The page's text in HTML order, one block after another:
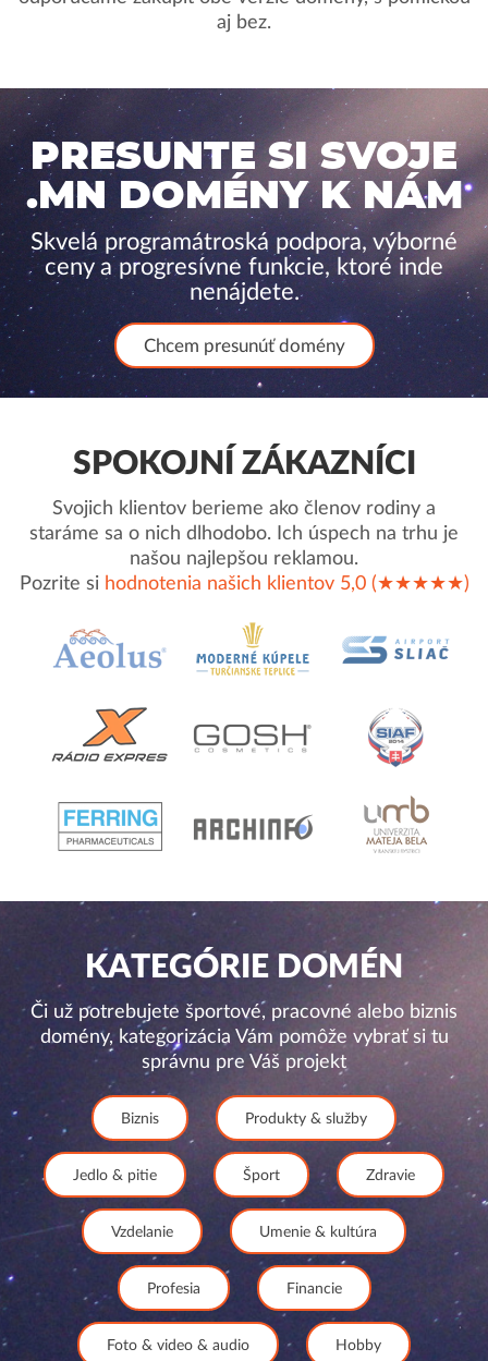
aj bez.
PRESUNTE SI SVOJE
.MN DOMÉNY K NÁM
Skvelá programátroská podpora, výborné
ceny a progresívne funkcie, ktoré inde
nenájdete.
Chcem presunúť domény
SPOKOJNÍ ZÁKAZNÍCI
Svojich klientov berieme ako členov rodiny a
staráme sa o nich dlhodobo. Ich úspech na trhu je
našou najlepšou reklamou.
Pozrite si hodnotenia našich klientov 5,0 (★★★★★)
KATEGÓRIE DOMÉN
Či už potrebujete športové, pracovné alebo biznis
domény, kategorizácia Vám pomôže vybrať si tu
správnu pre Váš projekt
Biznis Produkty & služby
Jedlo & pitie Šport Zdravie
Vzdelanie Umenie & kultúra
Profesia Financie
Foto & video & audio Hobby